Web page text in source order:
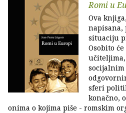
Romi u
Ova
napisana,
situaciju
Osobito
sferi
konačno,
onima o kojima piše - romskim